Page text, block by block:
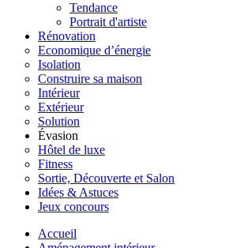
Tendance
Portrait d'artiste
Rénovation
Economique d’énergie
Isolation
Construire sa maison
Intérieur
Extérieur
Solution
Évasion
Hôtel de luxe
Fitness
Sortie, Découverte et Salon
Idées & Astuces
Jeux concours
Accueil